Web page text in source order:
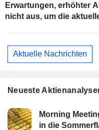
Erwartungen, erhöhter
nicht aus, um die
Aktuelle Nachrichten
Neueste
Morning
in die